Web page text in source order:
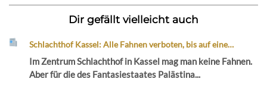
Dir gefällt vielleicht auch
Schlachthof Kassel: Alle Fahnen verboten, bis auf eine…
Im Zentrum Schlachthof in Kassel mag man keine Fahnen.
Aber für die des Fantasiestaates Palästina...